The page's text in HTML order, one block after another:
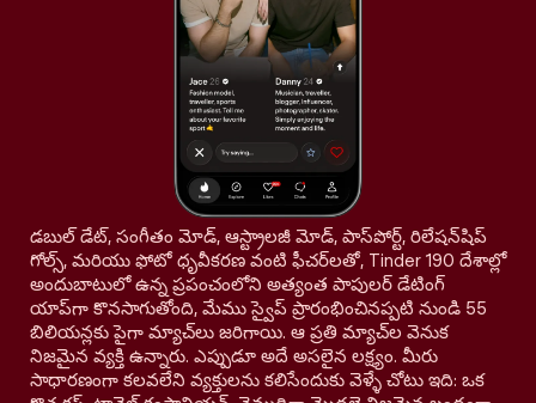
డబుల్ డేట్, సంగీతం మోడ్, ఆస్ట్రాలజీ మోడ్, పాస్‌పోర్ట్, రిలేషన్‌షిప్
గోల్స్, మరియు ఫోటో ధృవీకరణ వంటి ఫీచర్‌లతో, Tinder 190 దేశాల్లో
అందుబాటులో ఉన్న ప్రపంచంలోని అత్యంత పాపులర్ డేటింగ్
యాప్‌గా కొనసాగుతోంది, మేము స్వైప్ ప్రారంభించినప్పటి నుండి 55
బిలియన్లకు పైగా మ్యాచ్‌లు జరిగాయి. ఆ ప్రతి మ్యాచ్‌ల వెనుక
నిజమైన వ్యక్తి ఉన్నారు. ఎప్పుడూ అదే అసలైన లక్ష్యం. మీరు
సాధారణంగా కలవలేని వ్యక్తులను కలిసేందుకు వెళ్ళే చోటు ఇది: ఒక